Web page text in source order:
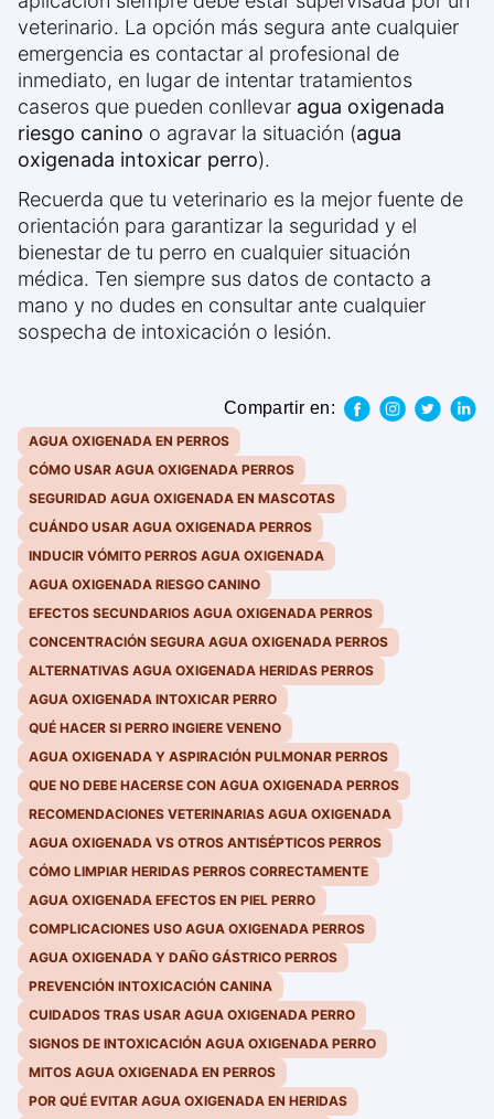
veterinario. La opción más segura ante cualquier
emergencia es contactar al profesional de
inmediato, en lugar de intentar tratamientos
caseros que pueden conllevar agua oxigenada
riesgo canino o agravar la situación (agua
oxigenada intoxicar perro).
Recuerda que tu veterinario es la mejor fuente de
orientación para garantizar la seguridad y el
bienestar de tu perro en cualquier situación
médica. Ten siempre sus datos de contacto a
mano y no dudes en consultar ante cualquier
sospecha de intoxicación o lesión.
Compartir en:
AGUA OXIGENADA EN PERROS
CÓMO USAR AGUA OXIGENADA PERROS
SEGURIDAD AGUA OXIGENADA EN MASCOTAS
CUÁNDO USAR AGUA OXIGENADA PERROS
INDUCIR VÓMITO PERROS AGUA OXIGENADA
AGUA OXIGENADA RIESGO CANINO
EFECTOS SECUNDARIOS AGUA OXIGENADA PERROS
CONCENTRACIÓN SEGURA AGUA OXIGENADA PERROS
ALTERNATIVAS AGUA OXIGENADA HERIDAS PERROS
AGUA OXIGENADA INTOXICAR PERRO
QUÉ HACER SI PERRO INGIERE VENENO
AGUA OXIGENADA Y ASPIRACIÓN PULMONAR PERROS
QUE NO DEBE HACERSE CON AGUA OXIGENADA PERROS
RECOMENDACIONES VETERINARIAS AGUA OXIGENADA
AGUA OXIGENADA VS OTROS ANTISÉPTICOS PERROS
CÓMO LIMPIAR HERIDAS PERROS CORRECTAMENTE
AGUA OXIGENADA EFECTOS EN PIEL PERRO
COMPLICACIONES USO AGUA OXIGENADA PERROS
AGUA OXIGENADA Y DAÑO GÁSTRICO PERROS
PREVENCIÓN INTOXICACIÓN CANINA
CUIDADOS TRAS USAR AGUA OXIGENADA PERRO
SIGNOS DE INTOXICACIÓN AGUA OXIGENADA PERRO
MITOS AGUA OXIGENADA EN PERROS
POR QUÉ EVITAR AGUA OXIGENADA EN HERIDAS